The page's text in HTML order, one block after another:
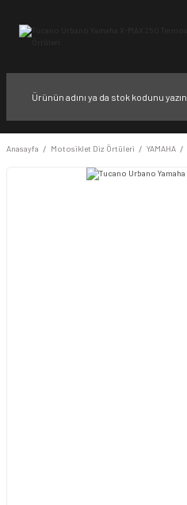
Anasayfa Motosiklet Diz Örtüleri YAMAHA